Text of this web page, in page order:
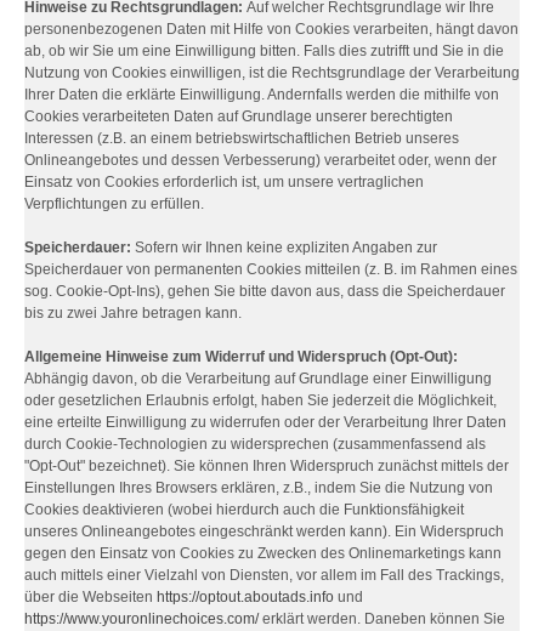
Hinweise zu Rechtsgrundlagen: Auf welcher Rechtsgrundlage wir Ihre
personenbezogenen Daten mit Hilfe von Cookies verarbeiten, hängt davon
ab, ob wir Sie um eine Einwilligung bitten. Falls dies zutrifft und Sie in die
Nutzung von Cookies einwilligen, ist die Rechtsgrundlage der Verarbeitung
Ihrer Daten die erklärte Einwilligung. Andernfalls werden die mithilfe von
Cookies verarbeiteten Daten auf Grundlage unserer berechtigten
Interessen (z.B. an einem betriebswirtschaftlichen Betrieb unseres
Onlineangebotes und dessen Verbesserung) verarbeitet oder, wenn der
Einsatz von Cookies erforderlich ist, um unsere vertraglichen
Verpflichtungen zu erfüllen.
Speicherdauer: Sofern wir Ihnen keine expliziten Angaben zur
Speicherdauer von permanenten Cookies mitteilen (z. B. im Rahmen eines
sog. Cookie-Opt-Ins), gehen Sie bitte davon aus, dass die Speicherdauer
bis zu zwei Jahre betragen kann.
Allgemeine Hinweise zum Widerruf und Widerspruch (Opt-Out):
Abhängig davon, ob die Verarbeitung auf Grundlage einer Einwilligung
oder gesetzlichen Erlaubnis erfolgt, haben Sie jederzeit die Möglichkeit,
eine erteilte Einwilligung zu widerrufen oder der Verarbeitung Ihrer Daten
durch Cookie-Technologien zu widersprechen (zusammenfassend als
"Opt-Out" bezeichnet). Sie können Ihren Widerspruch zunächst mittels der
Einstellungen Ihres Browsers erklären, z.B., indem Sie die Nutzung von
Cookies deaktivieren (wobei hierdurch auch die Funktionsfähigkeit
unseres Onlineangebotes eingeschränkt werden kann). Ein Widerspruch
gegen den Einsatz von Cookies zu Zwecken des Onlinemarketings kann
auch mittels einer Vielzahl von Diensten, vor allem im Fall des Trackings,
über die Webseiten https://optout.aboutads.info und
https://www.youronlinechoices.com/erklärt werden. Daneben können Sie